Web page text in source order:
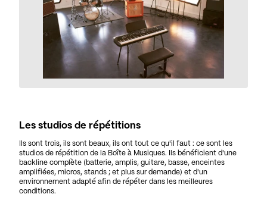
Les studios de répétitions
Ils sont trois, ils sont beaux, ils ont tout ce qu'il faut : ce sont les
studios de répétition de la Boîte à Musiques. Ils bénéficient d'une
backline complète (batterie, amplis, guitare, basse, enceintes
amplifiées, micros, stands ; et plus sur demande) et d'un
environnement adapté afin de répéter dans les meilleures
conditions.